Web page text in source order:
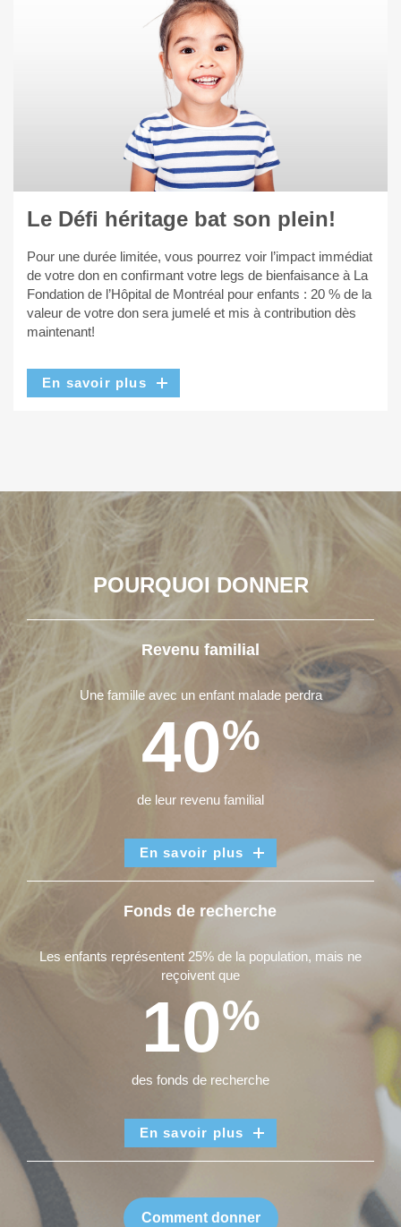
Le Défi héritage bat son plein!
Pour une durée limitée, vous pourrez voir l’impact immédiat
de votre don en conﬁrmant votre legs de bienfaisance à La
Fondation de l’Hôpital de Montréal pour enfants : 20 % de la
valeur de votre don sera jumelé et mis à contribution dès
maintenant!
En savoir plus
POURQUOI DONNER
Revenu familial
Une famille avec un enfant malade perdra
40%
de leur revenu familial
En savoir plus
Fonds de recherche
Les enfants représentent 25% de la population, mais ne
reçoivent que
10%
des fonds de recherche
En savoir plus
Comment donner